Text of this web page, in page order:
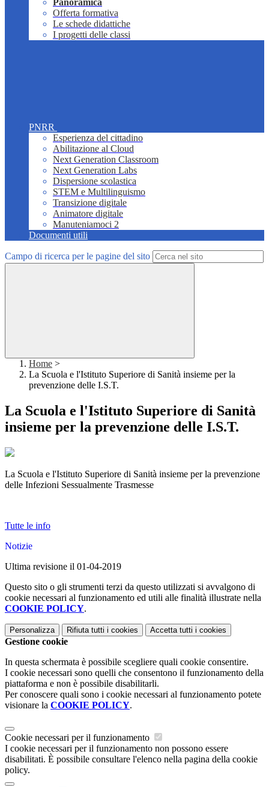
Panoramica
Offerta formativa
Le schede didattiche
I progetti delle classi
PNRR
Esperienza del cittadino
Abilitazione al Cloud
Next Generation Classroom
Next Generation Labs
Dispersione scolastica
STEM e Multilinguismo
Transizione digitale
Animatore digitale
Manuteniamoci 2
Documenti utili
Campo di ricerca per le pagine del sito
Home >
La Scuola e l'Istituto Superiore di Sanità insieme per la
prevenzione delle I.S.T.
La Scuola e l'Istituto Superiore di Sanità
insieme per la prevenzione delle I.S.T.
La Scuola e l'Istituto Superiore di Sanità insieme per la prevenzione
delle Infezioni Sessualmente Trasmesse
Tutte le info
Notizie
Ultima revisione il 01-04-2019
Questo sito o gli strumenti terzi da questo utilizzati si avvalgono di
cookie necessari al funzionamento ed utili alle finalità illustrate nella
COOKIE POLICY.
Personalizza Rifiuta tutti i cookies Accetta tutti i cookies
Gestione cookie
In questa schermata è possibile scegliere quali cookie consentire.
I cookie necessari sono quelli che consentono il funzionamento della
piattaforma e non è possibile disabilitarli.
Per conoscere quali sono i cookie necessari al funzionamento potete
visionare la COOKIE POLICY.
Cookie necessari per il funzionamento
I cookie necessari per il funzionamento non possono essere
disabilitati. È possibile consultare l'elenco nella pagina della cookie
policy.